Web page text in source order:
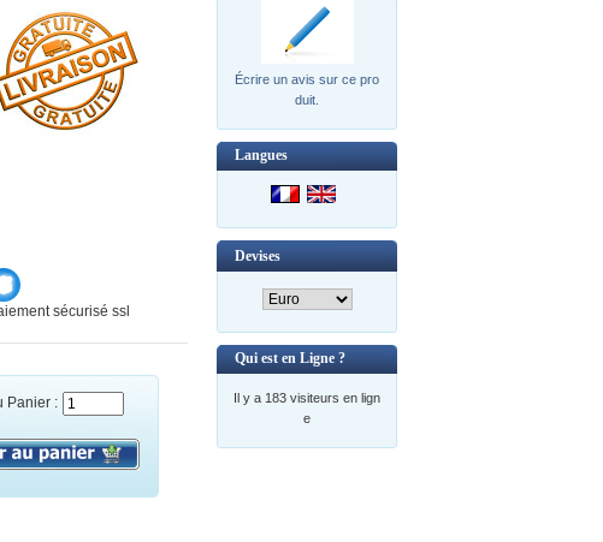
sécurisé ssl
Panier :
Écrire un avis sur ce pro
duit.
Langues
Devises
Qui est en Ligne ?
Il y a 183 visiteurs en lign
e